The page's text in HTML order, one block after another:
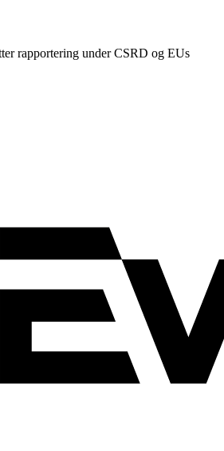
rapportering under CSRD og EUs